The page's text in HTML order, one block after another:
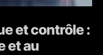
et contrôle :
et au